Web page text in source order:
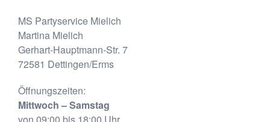
MS Partyservice Mielich
Martina Mielich
Gerhart-Hauptmann-Str. 7
72581 Dettingen/Erms
Öffnungszeiten:
Mittwoch – Samstag
von 09:00 bis 18:00 Uhr